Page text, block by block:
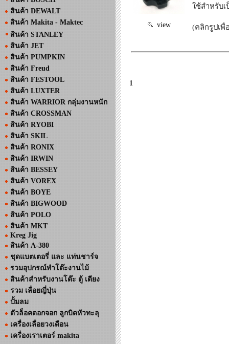
สินค้า DEWALT
สินค้า Makita - Maktec
สินค้า STANLEY
สินค้า JET
สินค้า PUMPKIN
สินค้า Freud
สินค้า FESTOOL
สินค้า LUXTER
สินค้า WARRIOR กลุ่มงานหนัก
สินค้า CROSSMAN
สินค้า RYOBI
สินค้า SKIL
สินค้า RONIX
สินค้า IRWIN
สินค้า BESSEY
สินค้า VOREX
สินค้า BOYE
สินค้า BIGWOOD
สินค้า POLO
สินค้า MKT
Kreg Jig
สินค้า A-380
ชุดแบตเตอรี่ และ แท่นชาร์จ
รวมอุปกรณ์ทำโต๊ะงานไม้
สินค้าสำหรับงานโต๊ะ ตู้ เตียง
รวม เลื่อยญี่ปุ่น
ปั้มลม
ตัวล็อคดอกจอก ลูกบิดหัวทะลุ
เครื่องเลื่อยวงเดือน
เครื่องเราเตอร์ makita
view
ใช้สำหรับ
(คลิกรูปเพื่
1